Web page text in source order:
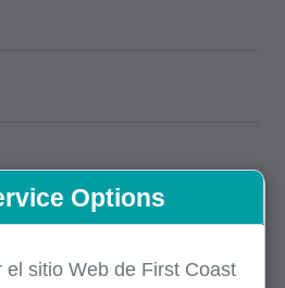
Options
el sitio Web de First Coast